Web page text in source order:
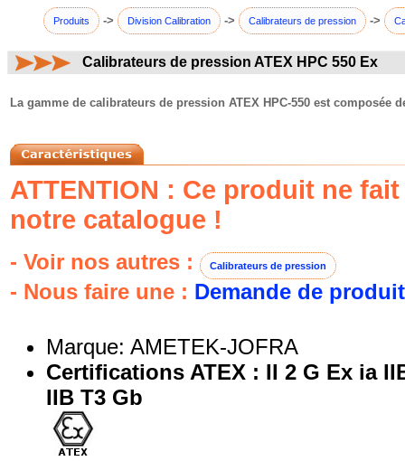
Produits -> Division Calibration -> Calibrateurs de pression ->
Calibrateurs de pression ATEX HPC 550 Ex
La gamme de calibrateurs de pression ATEX HPC-550 est composée
ATTENTION : Ce produit ne
notre catalogue !
- Voir nos autres : Calibrateurs de pression
- Nous faire une : Demande de
Marque: AMETEK-JOFRA
Certifications ATEX : II 2 G Ex ia
IIB T3 Gb